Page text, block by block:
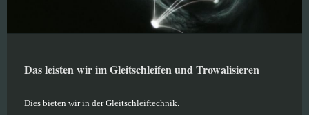
Das leisten wir im Gleitschleifen und Trowalisieren
Dies bieten wir in der Gleitschleiftechnik.